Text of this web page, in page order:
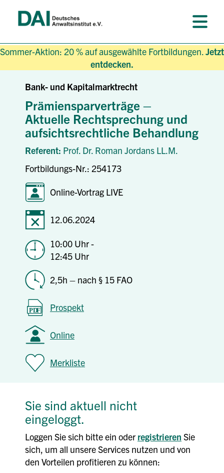
Sommer-Aktion: 20 % auf ausgewählte Fortbildungen.Jetzt
entdecken.
Bank- und Kapitalmarktrecht
Prämiensparverträge –
Aktuelle Rechtsprechung und
aufsichtsrechtliche Behandlung
Referent: Prof. Dr. Roman Jordans LL.M.
Fortbildungs-Nr.: 254173
Online-Vortrag LIVE
12.06.2024
10:00 Uhr -
12:45 Uhr
2,5h – nach § 15 FAO
Prospekt
Online
Merkliste
Sie sind aktuell nicht
eingeloggt.
Loggen Sie sich bitte ein oder registrieren Sie
sich, um all unsere Services nutzen und von
den Vorteilen profitieren zu können: